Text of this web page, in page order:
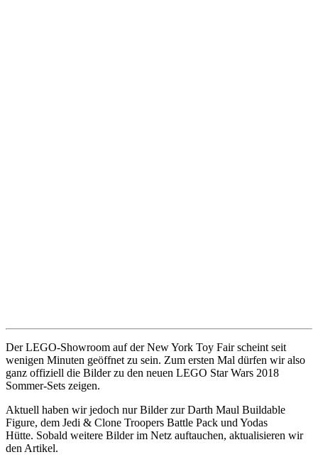
Der LEGO-Showroom auf der New York Toy Fair scheint seit
wenigen Minuten geöffnet zu sein. Zum ersten Mal dürfen wir also
ganz offiziell die Bilder zu den neuen LEGO Star Wars 2018
Sommer-Sets zeigen.
Aktuell haben wir jedoch nur Bilder zur Darth Maul Buildable
Figure, dem Jedi & Clone Troopers Battle Pack und Yodas
Hütte. Sobald weitere Bilder im Netz auftauchen, aktualisieren wir
den Artikel.